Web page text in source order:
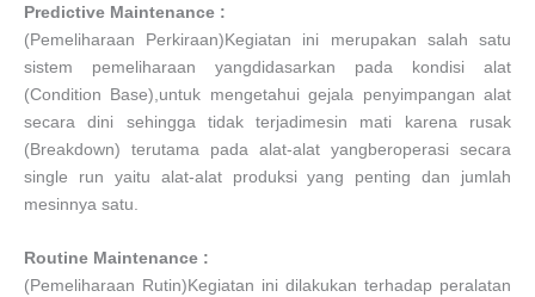
Predictive Maintenance :
(Pemeliharaan Perkiraan)Kegiatan ini merupakan salah satu
sistem pemeliharaan yangdidasarkan pada kondisi alat
(Condition Base),untuk mengetahui gejala penyimpangan alat
secara dini sehingga tidak terjadimesin mati karena rusak
(Breakdown) terutama pada alat-alat yangberoperasi secara
single run yaitu alat-alat produksi yang penting dan jumlah
mesinnya satu.
Routine Maintenance :
(Pemeliharaan Rutin)Kegiatan ini dilakukan terhadap peralatan